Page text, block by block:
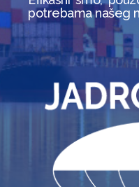
potrebama našeg